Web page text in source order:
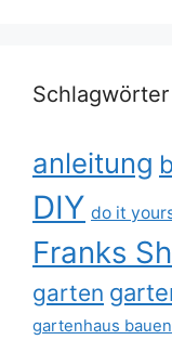
Schlagwörter
anleitung
DIY do it
Franks
garten
gartenhaus bauen